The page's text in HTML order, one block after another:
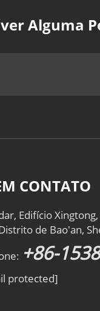
Alguma
CONTATO
Edifício
de Bao'an,
+86-
protected]